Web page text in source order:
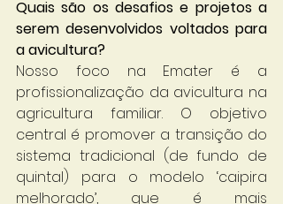
Quais são os desafios e projetos a
serem desenvolvidos voltados para
a avicultura?
Nosso foco na Emater é a
profissionalização da avicultura na
agricultura familiar. O objetivo
central é promover a transição do
sistema tradicional (de fundo de
quintal) para o modelo ‘caipira
melhorado’, que é mais